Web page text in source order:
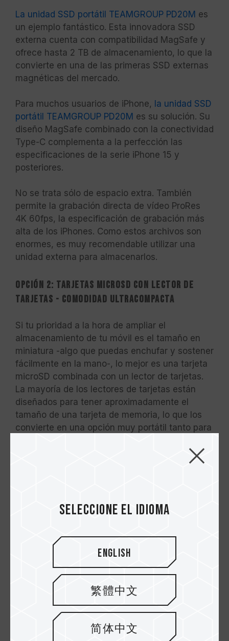
La unidad SSD portátil TEAMGROUP PD20M es
un ejemplo fantástico. Esta innovadora SSD
externa cuenta con compatibilidad MagSafe y
ofrece hasta 2 TB de almacenamiento, lo que la
convierte en una de las primeras SSD externas
magnéticas del mercado.
Para muchos usuarios de iPhone, la unidad SSD
portátil TEAMGROUP PD20M es su solución. Su
diseño MagSafe combinado con la conectividad
Type-C complementa a la perfección las
especificaciones de la serie iPhone 15 y
posteriores.
No se trata sólo de espacio extra. También
permite la grabación directa de vídeo ProRes
4K 60fps, la especificación de grabación más
alta de los iPhones. Como estos archivos son
enormes, es muy recomendable utilizar una
unidad externa para almacenarlos.
Opción 2: Tarjetas MicroSD con lector de
tarjetas - Comodidad ultracompacta
Si tu prioridad a la hora de ampliar el
almacenamiento de tu móvil es el tamaño en
miniatura -algo que puedas enchufar y sostener
fácilmente en la mano-, lo mejor es una tarjeta
microSD combinada con un lector de tarjetas.
La mayoría de los lectores de tarjetas están
diseñados para tener aproximadamente el
tamaño de una tarjeta de memoria, lo que los
convierte en una opción muy portátil tanto para
Considere
la tarjeta de memoria TEAMGROUP
PRO+ MicroSDXC UHS-I U3 A2 V30
combinada
el lector de tarjetas de memoria
TEAMGROUP ULTRA CR I microSD
con su interfaz Type-C, le permite liberar todo
Seleccione el idioma
English
繁體中文
简体中文